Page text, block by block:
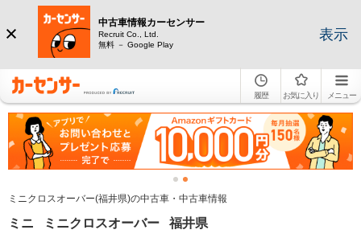
中古車情報カーセンサー
Recruit Co., Ltd.
無料 － Google Play
表示
履歴 お気に入り メニュー
ミニクロスオーバー(福井県)の中古車・中古車情報
ミニ ミニクロスオーバー 福井県